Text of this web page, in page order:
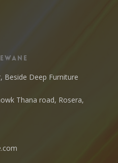
Beside Deep Furniture
Thana road, Rosera,